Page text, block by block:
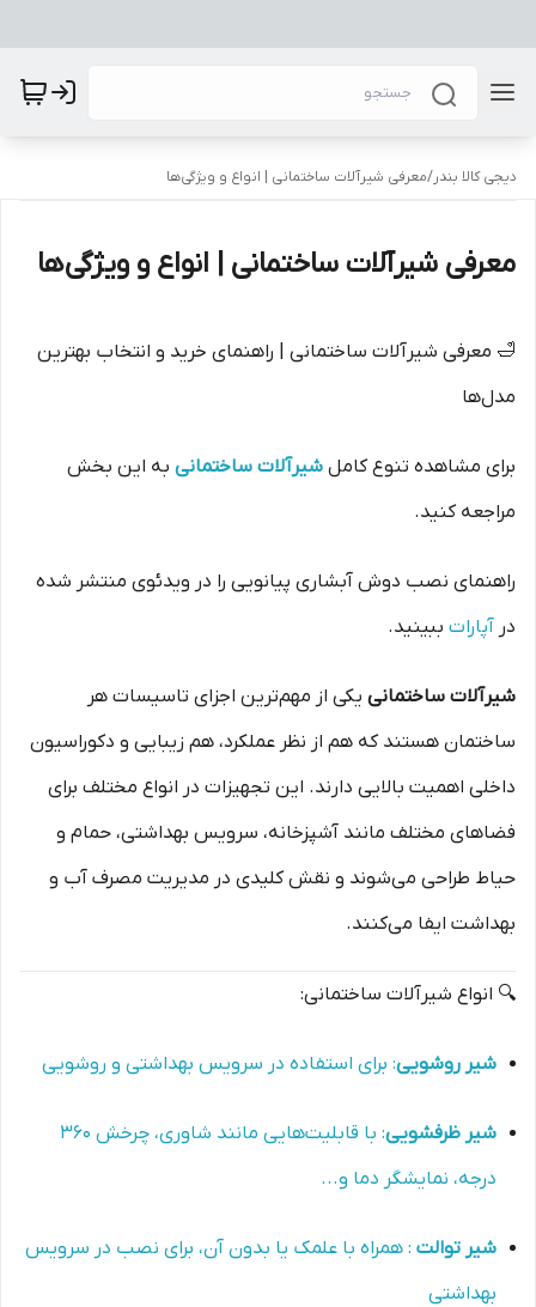
دیجی کالا بندر/معرفی شیرآلات ساختمانی | انواع و ویژگی‌ها
معرفی شیرآلات ساختمانی | انواع و ویژگی‌ها
🛁 معرفی شیرآلات ساختمانی | راهنمای خرید و انتخاب بهترین
مدل‌ها
برای مشاهده تنوع کامل شیرآلات ساختمانی به این بخش
مراجعه کنید.
راهنمای نصب دوش آبشاری پیانویی را در ویدئوی منتشر شده
در آپارات ببینید.
شیرآلات ساختمانی یکی از مهم‌ترین اجزای تاسیسات هر
ساختمان هستند که هم از نظر عملکرد، هم زیبایی و دکوراسیون
داخلی اهمیت بالایی دارند. این تجهیزات در انواع مختلف برای
فضاهای مختلف مانند آشپزخانه، سرویس بهداشتی، حمام و
حیاط طراحی می‌شوند و نقش کلیدی در مدیریت مصرف آب و
بهداشت ایفا می‌کنند.
🔍 انواع شیرآلات ساختمانی:
شیر روشویی: برای استفاده در سرویس بهداشتی و روشویی
شیر ظرفشویی
: با قابلیت‌هایی مانند شاوری، چرخش ۳۶۰
درجه، نمایشگر دما و...
شیر توالت : همراه با علمک یا بدون آن، برای نصب در سرویس
بهداشتی